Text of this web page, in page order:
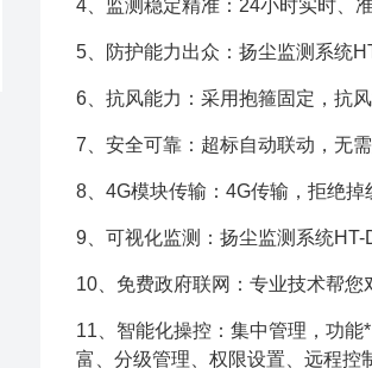
4、监测稳定精准：24小时实时、
5、防护能力出众：扬尘监测系统
6、抗风能力：采用抱箍固定，抗
7、安全可靠：超标自动联动，无
8、4G模块传输：4G传输，拒绝
9、可视化监测：扬尘监测系统
10、免费政府联网：专业技术帮您
11、智能化操控：集中管理，功
富、分级管理、权限设置、远程控